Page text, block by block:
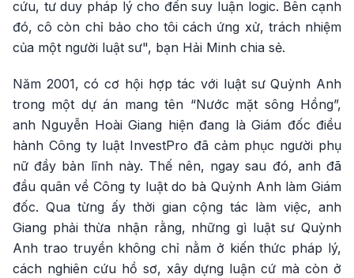
cứu, tư duy pháp lý cho đến suy luận logic. Bên cạnh
đó, cô còn chỉ bảo cho tôi cách ứng xử, trách nhiệm
của một người luật sư", bạn Hải Minh chia sẻ.
Năm 2001, có cơ hội hợp tác với luật sư Quỳnh Anh
trong một dự án mang tên “Nước mặt sông Hồng”,
anh Nguyễn Hoài Giang hiện đang là Giám đốc điều
hành Công ty luật InvestPro đã cảm phục người phụ
nữ đầy bản lĩnh này. Thế nên, ngay sau đó, anh đã
đầu quân về Công ty luật do bà Quỳnh Anh làm Giám
đốc. Qua từng ấy thời gian cộng tác làm việc, anh
Giang phải thừa nhận rằng, những gì luật sư Quỳnh
Anh trao truyền không chỉ nằm ở kiến thức pháp lý,
cách nghiên cứu hồ sơ, xây dựng luận cứ mà còn ở